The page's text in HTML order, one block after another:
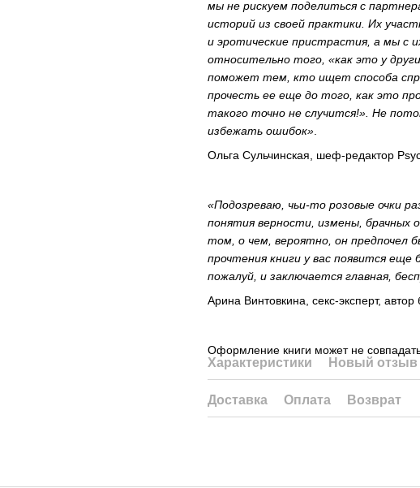
мы не рискуем поделиться с
историй из своей практики. Их
и эротические пристрастия, а мы
относительно того, «как это у
поможет тем, кто ищет способа
прочесть ее еще до того, как это
такого точно не случится!». Не
избежать ошибок»
Ольга Сульчинская, шеф-редактор
«Подозреваю, чьи-то розовые очки
понятия верности, измены, брачных
том, о чем, вероятно, он предпочел
прочтения книги у вас появится
пожалуй, и заключается главная,
Арина Винтовкина, секс-эксперт,
Оформление книги может не
Характеристики Новый отзыв
Доставка Оплата Возврат